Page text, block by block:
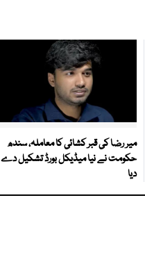
میر رضا کی قبر کشائی کا معاملہ، سندھ
حکومت نے نیا میڈیکل بورڈ تشکیل دے
دیا